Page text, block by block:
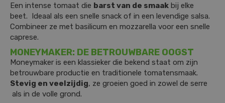
Een intense tomaat die barst van de smaak bij elke
beet. Ideaal als een snelle snack of in een levendige salsa.
Combineer ze met basilicum en mozzarella voor een snelle
caprese.
MONEYMAKER: DE BETROUWBARE OOGST
Moneymaker is een klassieker die bekend staat om zijn
betrouwbare productie en traditionele tomatensmaak.
Stevig en veelzijdig, ze groeien goed in zowel de serre
als in de volle grond.